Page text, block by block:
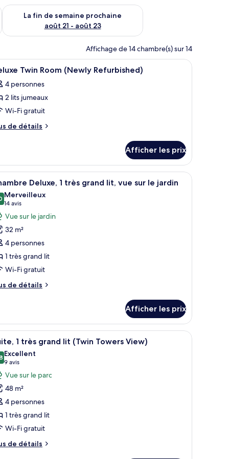
août 14 - août 16
La fin de semaine prochaine
août 21 - août 23
Vérifier la disponibilité pour la fin de semaine prochaine août
Affichage de 14 chambre(s) sur 14
minibar, coffre-fort
:
Literie hypoallergénique, couette en duvet,
5 Twin Room (Newly Refurbished)
4 personnes
2 lits jumeaux
Wi-Fi gratuit
de détails
Afficher les prix
de hauts immeubles.
grand lit, d’un bureau et d’une chaise. Une fenêtre offre une vue sur la
:
Une chambre d’hôtel moderne, dotée d’un
7 Deluxe, 1 très grand lit, vue sur le jardin
sur 10
Merveilleux
14 avis
(14 avis)
Vue sur le jardin
32 m²
4 personnes
1 très grand lit
Wi-Fi gratuit
de détails
Afficher les prix
de hauts immeubles.
grand lit, d’un bureau avec une chaise, d’une télévision et offrant une
:
Une chambre d’hôtel moderne dotée d’un
10 1 très grand lit (Twin Towers View)
sur 10
Excellent
9 avis
(9 avis)
Vue sur le parc
48 m²
4 personnes
1 très grand lit
Wi-Fi gratuit
de détails